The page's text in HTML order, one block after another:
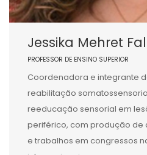
Jessika Mehret
PROFESSOR DE ENSINO SUPERIOR
Coordenadora e integrante
reabilitação
reeducação sensorial em
periférico, com produção de
e trabalhos em congressos